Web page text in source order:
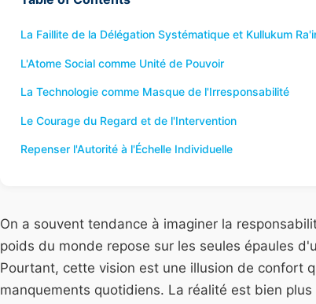
La Faillite de la Délégation Systématique et Kullukum
L'Atome Social comme Unité de Pouvoir
La Technologie comme Masque de l'Irresponsabilité
Le Courage du Regard et de l'Intervention
Repenser l'Autorité à l'Échelle Individuelle
On a souvent tendance à imaginer la
poids du monde repose sur les seules épaules
Pourtant, cette vision est une illusion de confort
manquements quotidiens. La réalité est bien